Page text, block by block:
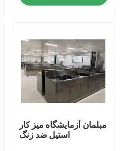
مبلمان آزمایشگاه میز کار
استیل ضد زنگ